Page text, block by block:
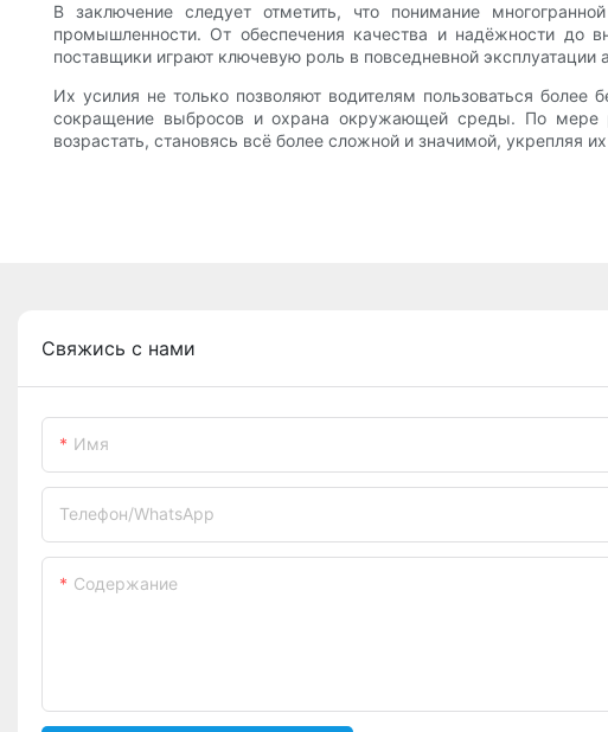
В заключение следует отметить, что понимание
промышленности. От обеспечения качества и надёжности до
поставщики играют ключевую роль в повседневной эксплуатации
Их усилия не только позволяют водителям пользоваться
сокращение выбросов и охрана окружающей среды. По мере
возрастать, становясь всё более сложной и значимой,
Свяжись с нами
Имя
Телефон/WhatsApp
Содержание